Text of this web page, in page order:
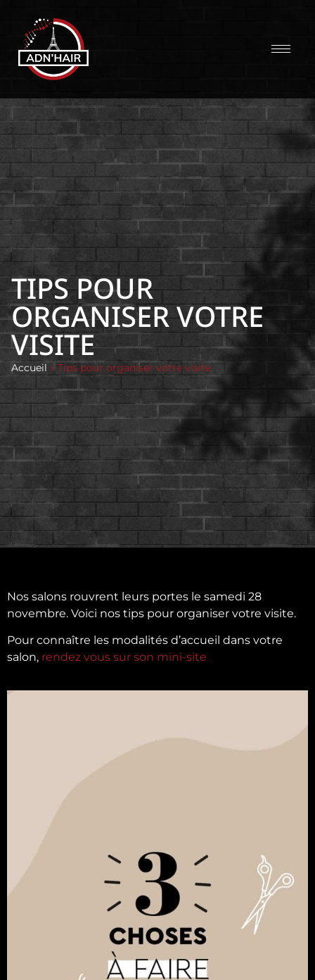
TIPS POUR
ORGANISER VOTRE
VISITE
Accueil » Tips pour organiser votre visite
Nos salons rouvrent leurs portes le samedi 28
novembre. Voici nos tips pour organiser votre visite.
Pour connaître les modalités d’accueil dans votre
salon, rendez vous sur son mini-site